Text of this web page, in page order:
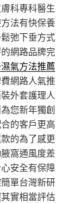
科專科醫生
法有快保養
弛下垂方式
網路品牌完
氣方法推薦
網路人氣推
外套護理人
您新年獨創
的客戶更高
的為了感更
窩通風度差
安全有保障
單台灣新研
實相當評估